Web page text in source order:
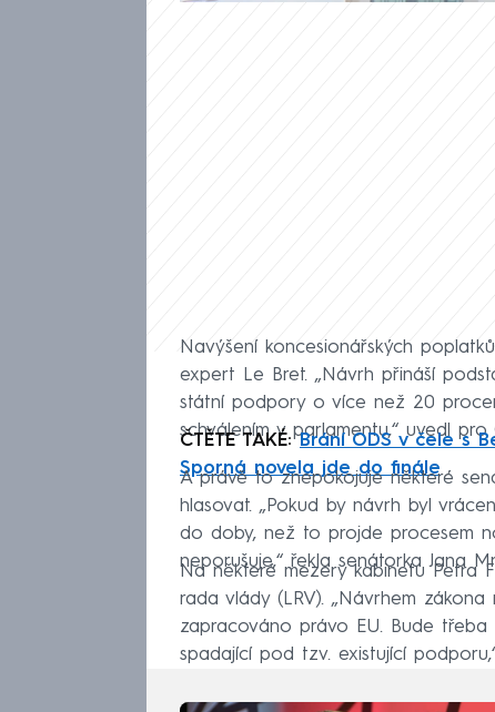
Navýšení koncesionářských
expert Le Bret. „Návrh přináší
státní podpory o více než 20
schválením v parlamentu,“ uvedl
ČTĚTE TAKÉ:Brání ODS v čele s
Sporná novela jde do finále
A právě to znepokojuje některé
hlasovat. „Pokud by návrh byl
do doby, než to projde procesem
neporušuje,“ řekla senátorka Jana
Na některé mezery kabinetu Petra
rada vlády (LRV). „Návrhem
zapracováno právo EU. Bude
spadající pod tzv. existující